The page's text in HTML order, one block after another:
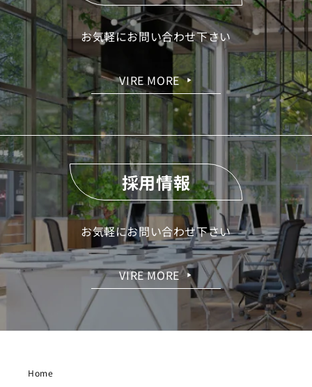
お気軽にお問い合わせ下さい
VIRE MORE ▶
採用情報
お気軽にお問い合わせ下さい
VIRE MORE ▶
Home